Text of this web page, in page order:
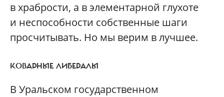
в храбрости, а в элементарной глухоте
и неспособности собственные шаги
просчитывать. Но мы верим в лучшее.
КОВАРНЫЕ ЛИБЕРАЛЫ
В Уральском государственном